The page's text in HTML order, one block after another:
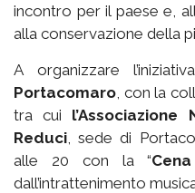
incontro per il paese e,
alla conservazione della
A organizzare
Portacomaro , con la
tra cui
Reduci , sede di
alle 20 con la “
dall’intrattenimento